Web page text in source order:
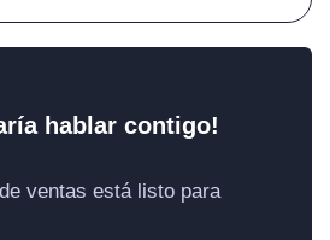
hablar contigo!
ventas está listo para